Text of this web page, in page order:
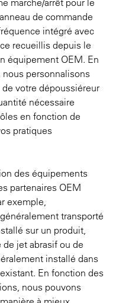
de commande
intégré avec
recueillis depuis le
équipement OEM. En
personnalisons
votre dépoussiéreur
nécessaire
en fonction de
pratiques
des équipements
partenaires OEM
exemple,
transporté
sur un produit,
de jet abrasif ou de
installé dans
En fonction des
nous pouvons